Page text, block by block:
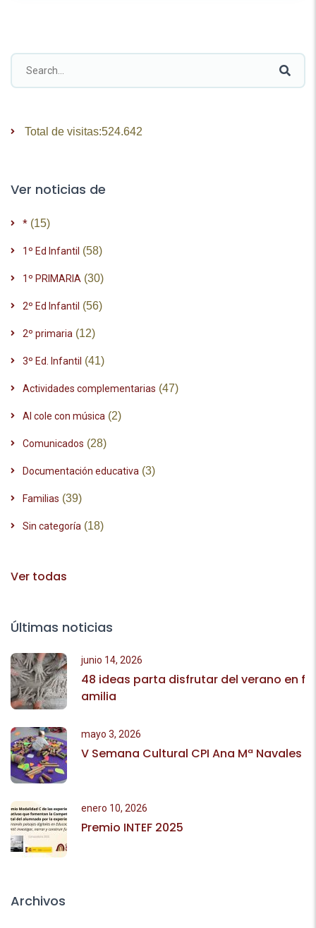
Total de visitas:524.642
Ver noticias de
* (15)
1º Ed Infantil (58)
1º PRIMARIA (30)
2º Ed Infantil (56)
2º primaria (12)
3º Ed. Infantil (41)
Actividades complementarias (47)
Al cole con música (2)
Comunicados (28)
Documentación educativa (3)
Familias (39)
Sin categoría (18)
Ver todas
Últimas noticias
junio 14, 2026
48 ideas parta disfrutar del verano en f
amilia
mayo 3, 2026
V Semana Cultural CPI Ana Mª Navales
enero 10, 2026
Premio INTEF 2025
Archivos